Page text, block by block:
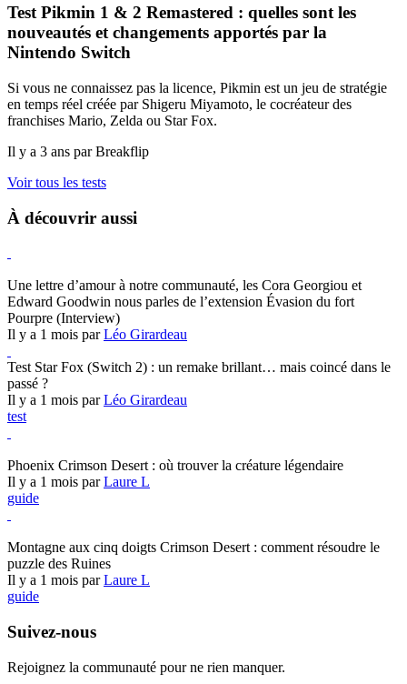
Test Pikmin 1 & 2 Remastered : quelles sont les
nouveautés et changements apportés par la
Nintendo Switch
Si vous ne connaissez pas la licence, Pikmin est un jeu de stratégie
en temps réel créée par Shigeru Miyamoto, le cocréateur des
franchises Mario, Zelda ou Star Fox.
Il y a 3 ans par Breakflip
Voir tous les tests
À découvrir aussi
Une lettre d’amour à notre communauté, les Cora Georgiou et
Edward Goodwin nous parles de l’extension Évasion du fort
Pourpre (Interview)
Il y a 1 mois parLéo Girardeau
Test Star Fox (Switch 2) : un remake brillant… mais coincé dans le
passé ?
Il y a 1 mois parLéo Girardeau
test
Phoenix Crimson Desert : où trouver la créature légendaire
Il y a 1 mois parLaure L
guide
Montagne aux cinq doigts Crimson Desert : comment résoudre le
puzzle des Ruines
Il y a 1 mois parLaure L
guide
Suivez-nous
Rejoignez la communauté pour ne rien manquer.